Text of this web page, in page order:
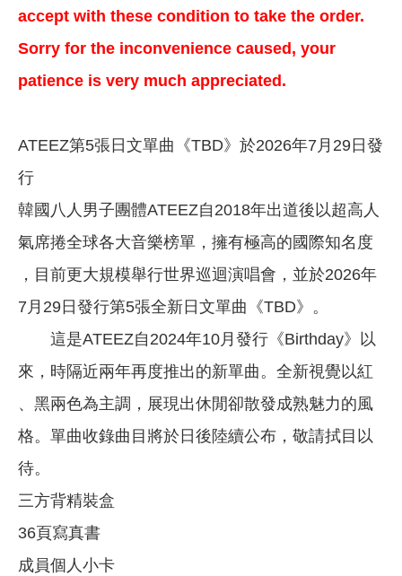
accept with these condition to take the order.
Sorry for the inconvenience caused, your
patience is very much appreciated.
ATEEZ第5張日文單曲《TBD》於2026年7月29日發
行
韓國八人男子團體ATEEZ自2018年出道後以超高人
氣席捲全球各大音樂榜單，擁有極高的國際知名度
，目前更大規模舉行世界巡迴演唱會，並於2026年
7月29日發行第5張全新日文單曲《TBD》。
這是ATEEZ自2024年10月發行《Birthday》以
來，時隔近兩年再度推出的新單曲。全新視覺以紅
、黑兩色為主調，展現出休閒卻散發成熟魅力的風
格。單曲收錄曲目將於日後陸續公布，敬請拭目以
待。
三方背精裝盒
36頁寫真書
成員個人小卡